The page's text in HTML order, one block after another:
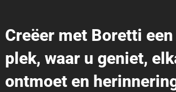
Creëer met Boretti
plek, waar u geniet,
ontmoet en